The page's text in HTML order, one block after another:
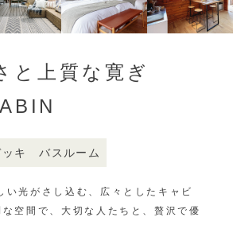
と上質な寛ぎ
キ バスルーム
い光がさし込む、 広々としたキャビ
空間で、大切な人たちと、贅沢で優